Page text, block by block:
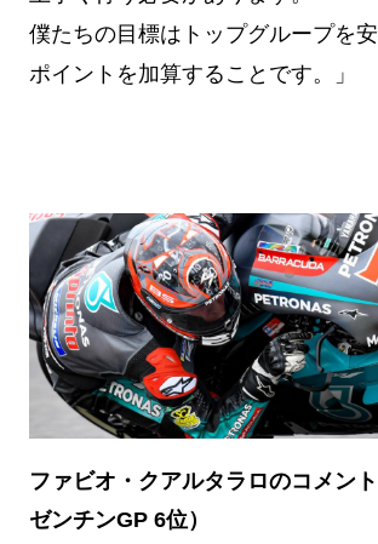
僕たちの目標はトップグループを安
ポイントを加算することです。」
ファビオ・クアルタラロのコメン
ゼンチンGP 6位）